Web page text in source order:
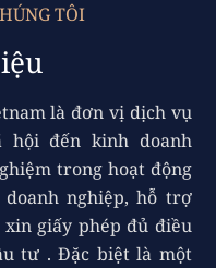
TÔI
là đơn vị dịch vụ
đến kinh doanh
trong hoạt động
nghiệp, hỗ trợ
giấy phép đủ điều
tư . Đặc biệt là một